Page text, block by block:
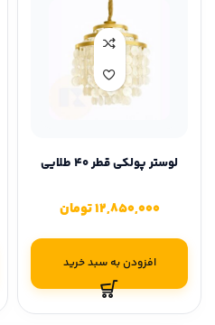
لوستر پولکی قطر 40 طلایی
12,850,000تومان
افزودن به سبد خرید